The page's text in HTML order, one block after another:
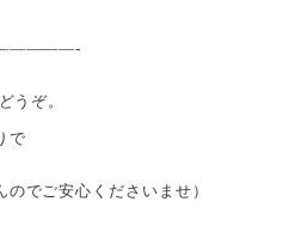
うぞ。
で
のでご安心くださいませ）